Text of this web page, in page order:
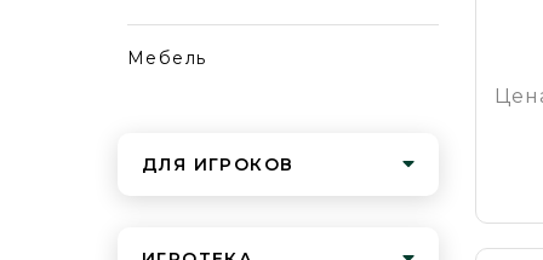
Мебель
ДЛЯ ИГРОКОВ